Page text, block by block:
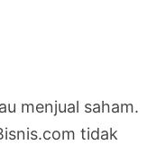
menjual saham.
tidak